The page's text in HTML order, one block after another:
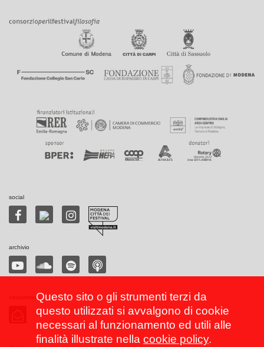
social
archivio
Questo sito o gli strumenti terzi da
questo utilizzati si avvalgono di cookie
necessari al funzionamento ed utili alle
finalità illustrate nella cookie policy.